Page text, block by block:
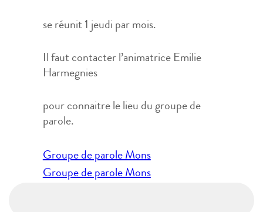
se réunit 1 jeudi par mois.
Il faut contacter l’animatrice Emilie
Harmegnies
pour connaitre le lieu du groupe de
parole.
Navigation
de
Groupe de parole Mons
Groupe de parole Mons